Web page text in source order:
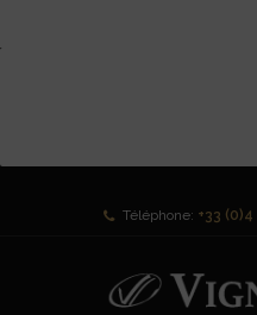
Téléphone: +33